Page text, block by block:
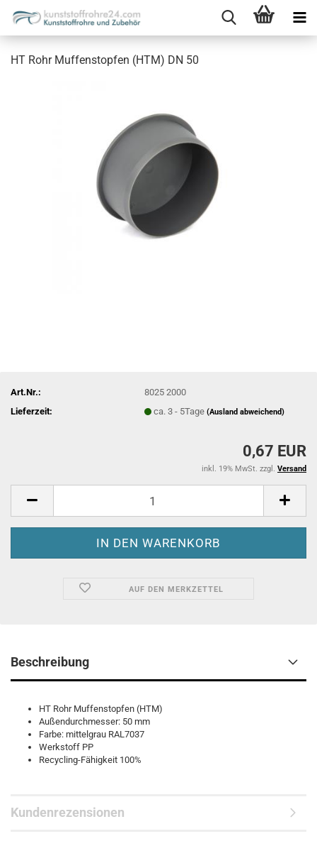
HT Rohr Muffenstopfen (HTM) DN 50
Art.Nr.:
8025 2000
Lieferzeit:
ca. 3 - 5Tage(Ausland abweichend)
0,67 EUR
inkl. 19% MwSt. zzgl. Versand
AUF DEN MERKZETTEL
Beschreibung
HT Rohr Muffenstopfen (HTM)
Außendurchmesser: 50 mm
Farbe: mittelgrau RAL7037
Werkstoff PP
Recycling-Fähigkeit 100%
Kundenrezensionen